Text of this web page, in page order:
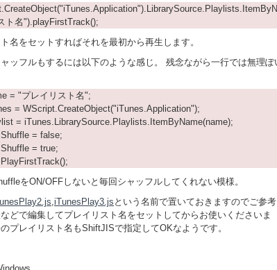
ト名").playFirstTrack();
名をセットすればそれを最初から再生します。
ッフルもするには以下のような感じ。 残念ながら一行では無理ぽ
= "プレイリスト名";
= WScript.CreateObject("iTunes.Application");
= iTunes.LibrarySource.Playlists.ItemByName(name);
= false;
= true;
をON/OFFしないと毎回シャッフルしてくれない模様。
,iTunesPlay3.js という名前で置いておきますのでご参考
どで編集してプレイリスト名をセットしてからお使いくださいま
プレイリスト名もShiftJISで指定してOKなようです。